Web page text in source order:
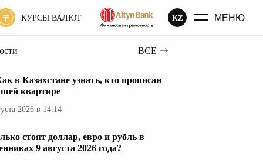
КУРСЫ ВАЛЮТ KZ МЕНЮ
ВСЕ
в Казахстане узнать, кто прописан
квартире
2026 в 14:14
стоят доллар, евро и рубль в
9 августа 2026 года?